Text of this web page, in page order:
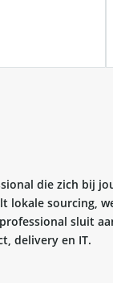
die zich bij
lokale sourcing,
sluit
delivery en IT.